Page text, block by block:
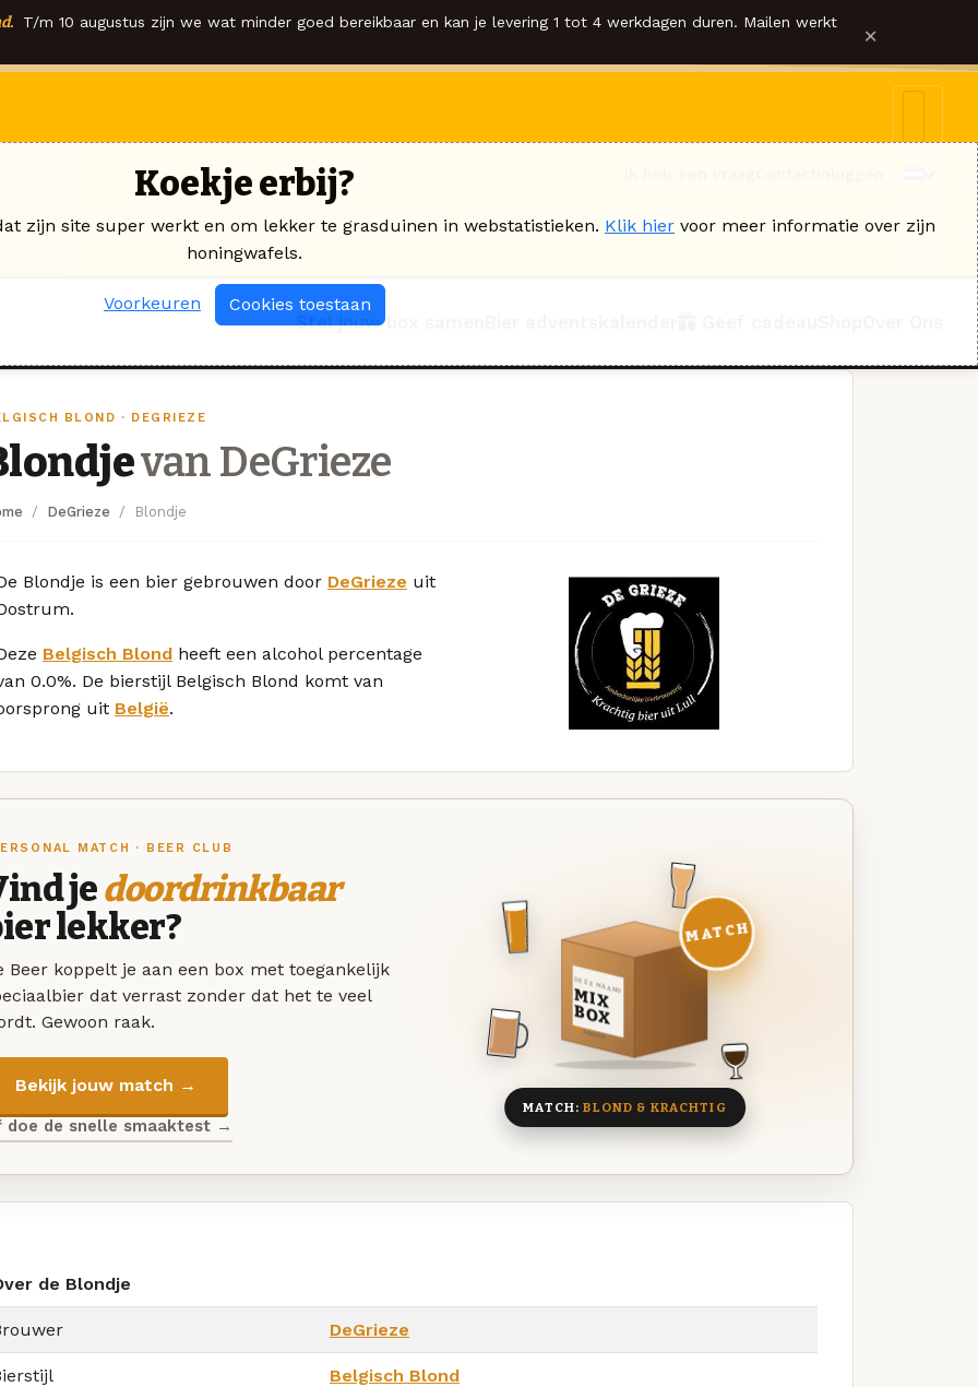
T/m 10 augustus zijn we wat minder goed bereikbaar en kan je levering 1 tot 4 werkdagen duren. Mailen werkt ×
Stel jouw box samen
BLOND · DEGRIEZE
van DeGrieze
DeGrieze Blondje
Blondje is een bier gebrouwen door DeGrieze uit
Belgisch Blond heeft een alcohol percentage
0.0%. De bierstijl Belgisch Blond komt van
uit België.
MATCH · BEER CLUB
jedoordrinkbaar
lekker?
Beer koppelt je aan een box met toegankelijk
dat verrast zonder dat het te veel
Gewoon raak.
Bekijk jouw match →
doe de snelle smaaktest →
DEZE MAAND
MIX
BOX
8 BIEREN
MATCH
MATCH:BLOND & KRACHTIG
de Blondje
DeGrieze
Belgisch Blond
Koekje erbij?
zijn site super werkt en om lekker te grasduinen in webstatistieken. Klik hier voor meer informatie over zijn
honingwafels.
Voorkeuren Cookies toestaan